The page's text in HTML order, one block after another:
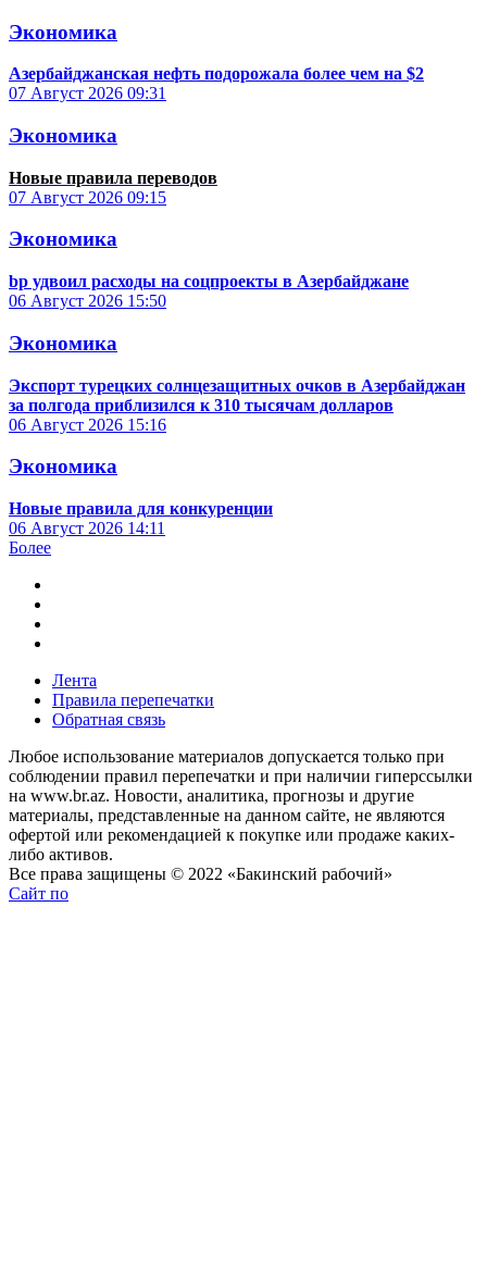
Экономика
Азербайджанская нефть подорожала более чем на $2
07 Август 2026 09:31
Экономика
Новые правила переводов
07 Август 2026 09:15
Экономика
bp удвоил расходы на соцпроекты в Азербайджане
06 Август 2026 15:50
Экономика
Экспорт турецких солнцезащитных очков в Азербайджан
за полгода приблизился к 310 тысячам долларов
06 Август 2026 15:16
Экономика
Новые правила для конкуренции
06 Август 2026 14:11
Более
Лента
Правила перепечатки
Обратная связь
Любое использование материалов допускается только при
соблюдении правил перепечатки и при наличии гиперссылки
на www.br.az. Новости, аналитика, прогнозы и другие
материалы, представленные на данном сайте, не являются
офертой или рекомендацией к покупке или продаже каких-
либо активов.
Все права защищены © 2022 «Бакинский рабочий»
Сайт по